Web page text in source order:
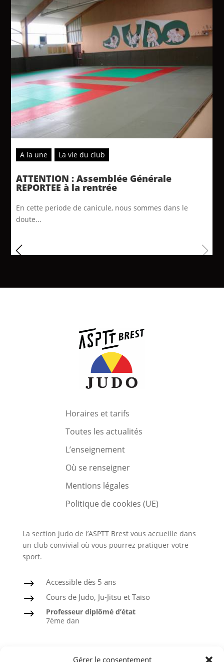
Gérer le consentement
A la une La vie du club
ATTENTION : Assemblée Générale
REPORTEE à la rentrée
En cette periode de canicule, nous sommes dans le
doute...
Horaires et tarifs
Toutes les actualités
L’enseignement
Où se renseigner
Mentions légales
Politique de cookies (UE)
La section judo de l’ASPTT Brest vous accueille dans
un club convivial où vous pourrez pratiquer votre
sport.
$ Accessible dès 5 ans
$ Cours de Judo, Ju-Jitsu et Taïso
$
Professeur diplômé d’état
7ème dan